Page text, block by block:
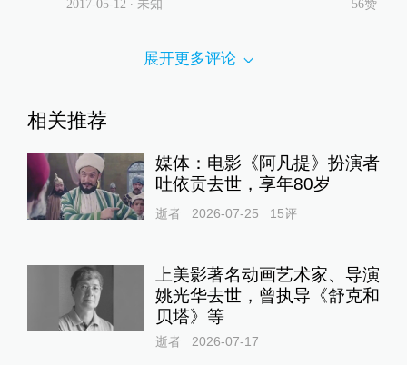
2017-05-12 ∙ 未知 56赞
展开更多评论
相关推荐
媒体：电影《阿凡提》扮演者
吐依贡去世，享年80岁
逝者 2026-07-25 15评
上美影著名动画艺术家、导演
姚光华去世，曾执导《舒克和
贝塔》等
逝者 2026-07-17